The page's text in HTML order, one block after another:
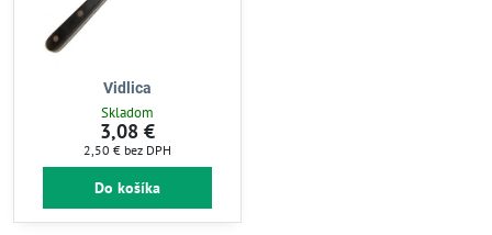
Vidlica
Skladom
3,08 €
2,50 € bez DPH
Do košíka